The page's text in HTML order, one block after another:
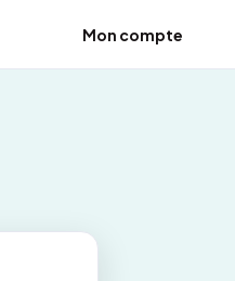
Mon compte